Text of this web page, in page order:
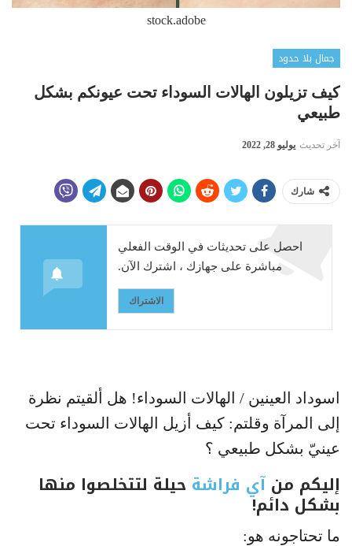
stock.adobe
جمال بلا حدود
كيف تزيلون الهالات السوداء تحت عيونكم بشكل
طبيعي
آخر تحديث يوليو 28, 2022
شارك
احصل على تحديثات في الوقت الفعلي
مباشرة على جهازك ، اشترك الآن.
الاشتراك
اسوداد العينين / الهالات السوداء! هل ألقيتم نظرة
إلى المرآة وقلتم: كيف أزيل الهالات السوداء تحت
عينيّ بشكل طبيعي ؟
إليكم من آي فراشة حيلة لتتخلصوا منها
بشكل دائم!
ما تحتاجونه هو: